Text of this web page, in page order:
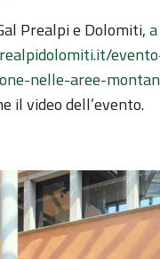
Prealpi e Dolomiti,
nelle-aree-
il video dell’evento.